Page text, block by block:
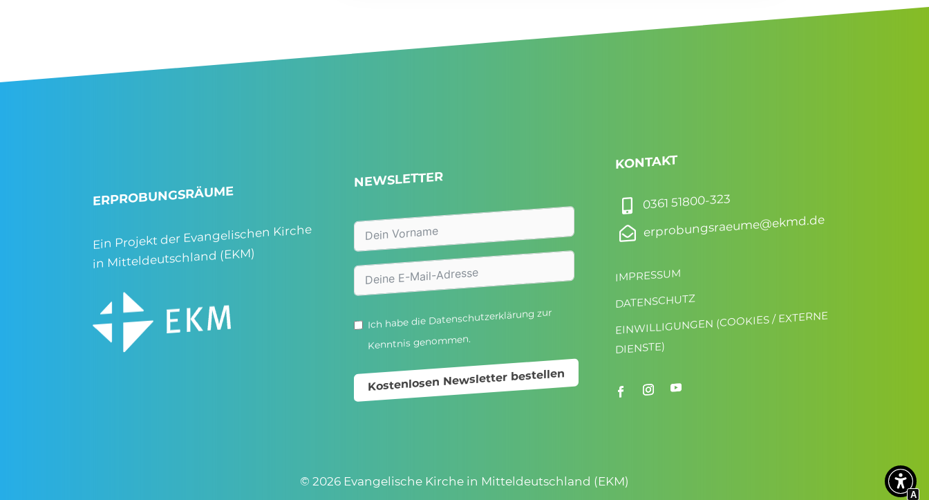
ERPROBUNGSRÄUME
Ein Projekt der Evangelischen Kirche
in Mitteldeutschland (EKM)
NEWSLETTER
Ich habe die Datenschutzerklärung zur
Kenntnis genommen.
Kostenlosen Newsletter bestellen
KONTAKT
 0361 51800-323
 erprobungsraeume@ekmd.de
IMPRESSUM
DATENSCHUTZ
EINWILLIGUNGEN (COOKIES / EXTERNE
DIENSTE)
© 2026 Evangelische Kirche in Mitteldeutschland (EKM)
A